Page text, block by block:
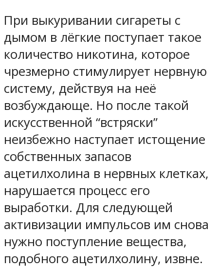
При выкуривании сигареты с
дымом в лёгкие поступает такое
количество никотина, которое
чрезмерно стимулирует нервную
систему, действуя на неё
возбуждающе. Но после такой
искусственной “встряски”
неизбежно наступает истощение
собственных запасов
ацетилхолина в нервных клетках,
нарушается процесс его
выработки. Для следующей
активизации импульсов им снова
нужно поступление вещества,
подобного ацетилхолину, извне.